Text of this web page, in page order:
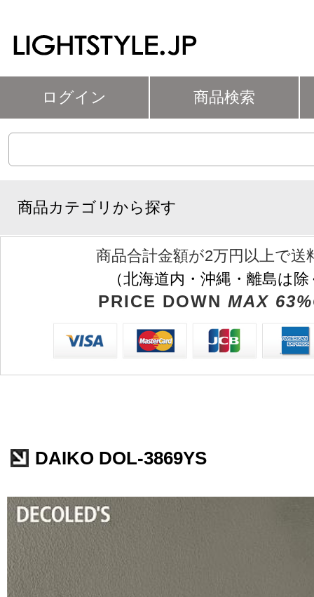
ログイン 商品検索
商品カテゴリから探す
商品合計金額が2万円以上で送
（北海道内・沖縄・離島は
PRICE DOWN MAX
DAIKO DOL-3869YS